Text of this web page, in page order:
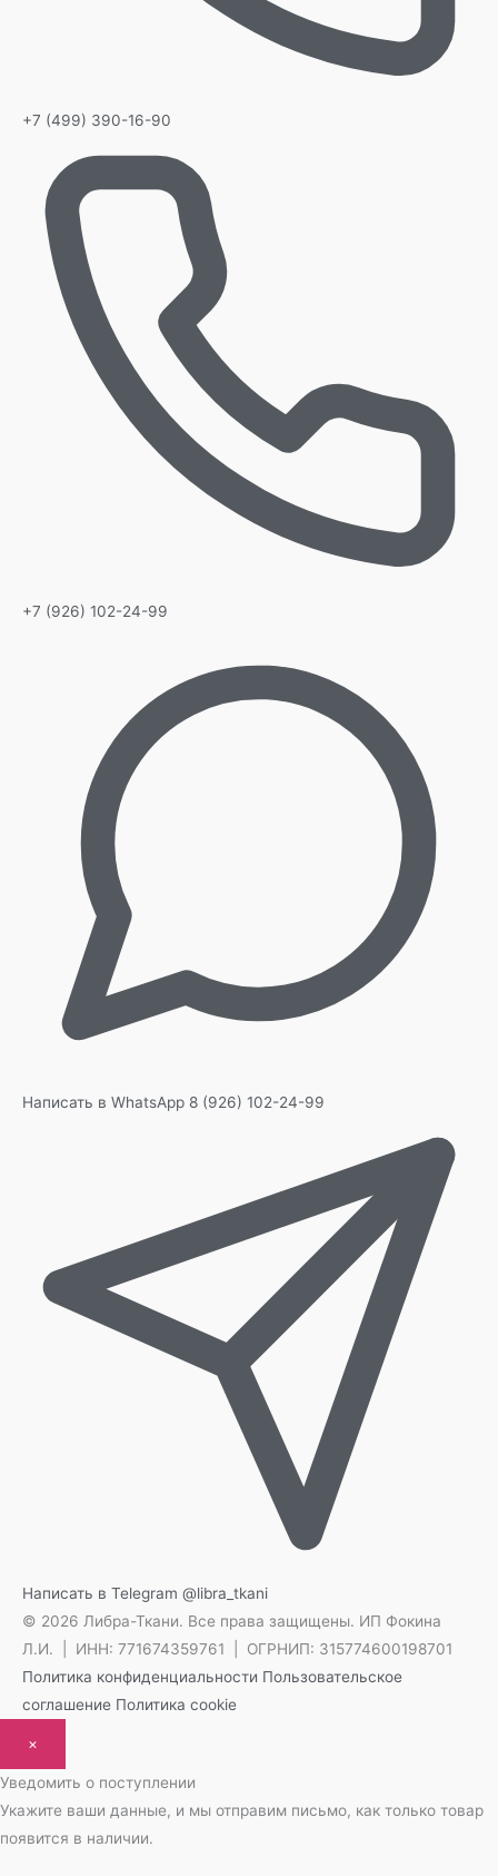
+7 (499) 390-16-90
+7 (926) 102-24-99
Написать в WhatsApp 8 (926) 102-24-99
Написать в Telegram @libra_tkani
© 2026 Либра-Ткани. Все права защищены. ИП Фокина
Л.И. | ИНН: 771674359761 | ОГРНИП: 315774600198701
Политика конфиденциальности Пользовательское
соглашение Политика cookie
×
Уведомить о поступлении
Укажите ваши данные, и мы отправим письмо, как только товар
появится в наличии.